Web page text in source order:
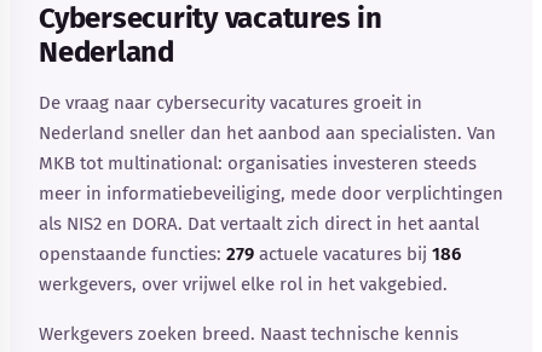
Cybersecurity vacatures in
Nederland
De vraag naar cybersecurity vacatures groeit in
Nederland sneller dan het aanbod aan specialisten. Van
MKB tot multinational: organisaties investeren steeds
meer in informatiebeveiliging, mede door verplichtingen
als NIS2 en DORA. Dat vertaalt zich direct in het aantal
openstaande functies: 279 actuele vacatures bij 186
werkgevers, over vrijwel elke rol in het vakgebied.
Werkgevers zoeken breed. Naast technische kennis